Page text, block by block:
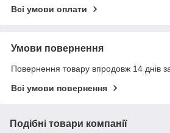
Всі умови оплати
Умови повернення
Повернення товару впродовж 14 днів
Всі умови повернення
Подібні товари компанії